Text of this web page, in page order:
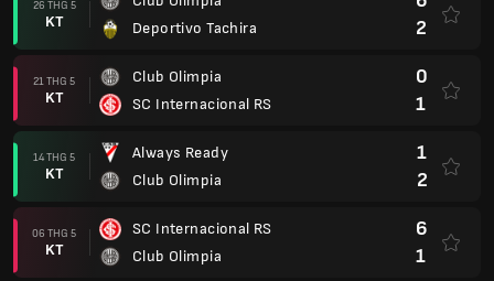
26 THG 5
KT
Deportivo Tachira
2
21 THG 5
KT
Club Olimpia
SC Internacional RS
0
1
14 THG 5
KT
Always Ready
Club Olimpia
1
2
06 THG 5
KT
SC Internacional RS
Club Olimpia
6
1